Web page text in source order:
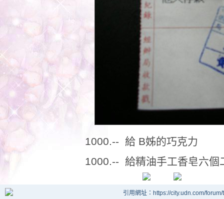
1000.-- 給 B姊的巧克力
1000.-- 給精油手工香皂六個
引用網址：https://city.udn.com/